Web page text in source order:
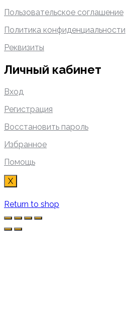
Пользовательское соглашение
Политика конфиденциальности
Реквизиты
Личный кабинет
Вход
Регистрация
Восстановить пароль
Избранное
Помощь
X
Return to shop